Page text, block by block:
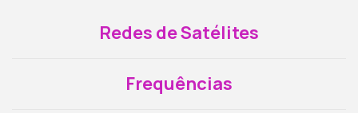
Redes de Satélites
Frequências